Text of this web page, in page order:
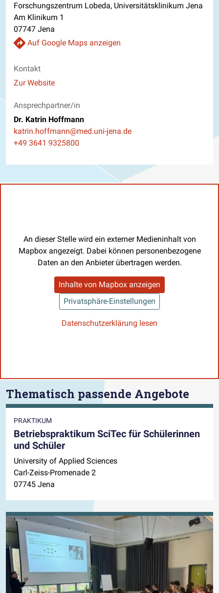
Forschungszentrum Lobeda, Universitätsklinikum Jena
Am Klinikum 1
07747 Jena
Auf Google Maps anzeigen
Kontakt
Website
Zur Website
Ansprechpartner/in
Dr. Katrin Hoffmann
E-Mail
katrin.hoffmann@med.uni-jena.de
Telefon
+49 3641 9325800
An dieser Stelle wird ein externer Medieninhalt von
Mapbox angezeigt. Dabei können personenbezogene
Daten an den Anbieter übertragen werden.
Inhalte von Mapbox anzeigen
Privatsphäre-Einstellungen
Datenschutzerklärung lesen
Thematisch passende Angebote
PRAKTIKUM
Betriebspraktikum SciTec für Schülerinnen
und Schüler
University of Applied Sciences
Carl-Zeiss-Promenade 2
07745 Jena